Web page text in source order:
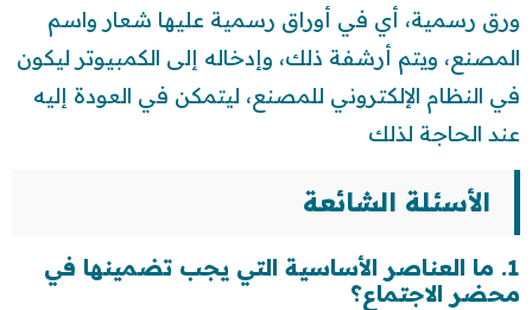
ورق رسمية، أي في أوراق رسمية عليها شعار واسم
المصنع، ويتم أرشفة ذلك، وإدخاله إلى الكمبيوتر ليكون
في النظام الإلكتروني للمصنع، ليتمكن في العودة إليه
عند الحاجة لذلك
الأسئلة الشائعة
1. ما العناصر الأساسية التي يجب تضمينها في
محضر الاجتماع؟